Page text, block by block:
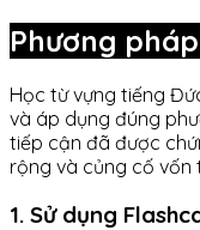
Phương
Học từ vựng tiếng
và áp dụng đúng
tiếp cận đã được
rộng và củng cố vốn
1. Sử dụng